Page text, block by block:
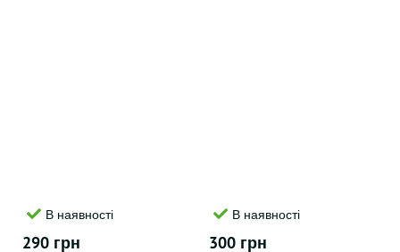
В наявності
290 грн
В наявності
300 грн